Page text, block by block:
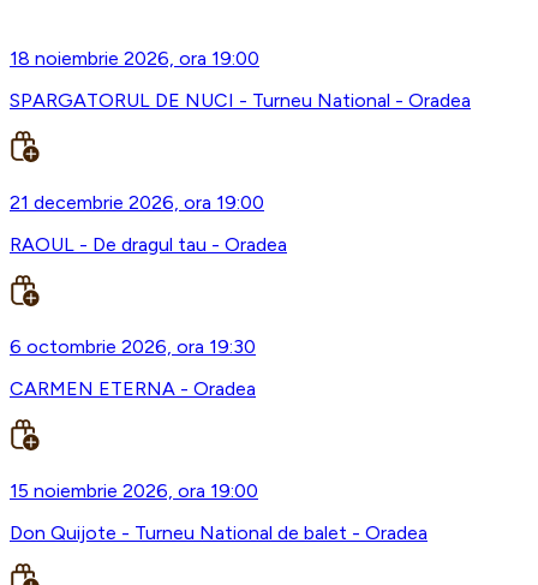
18 noiembrie 2026, ora 19:00
SPARGATORUL DE NUCI - Turneu National - Oradea
21 decembrie 2026, ora 19:00
RAOUL - De dragul tau - Oradea
6 octombrie 2026, ora 19:30
CARMEN ETERNA - Oradea
15 noiembrie 2026, ora 19:00
Don Quijote - Turneu National de balet - Oradea